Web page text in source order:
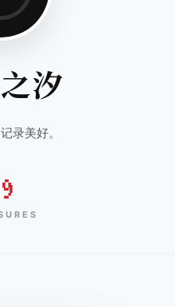
汐
录美好。